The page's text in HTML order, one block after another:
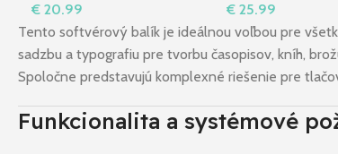
Acrobat 2020 Pro I
Windows
€ 20.99
Do Košíka
2021
€ 25.99
Do Košíka
Tento softvérový balík je ideálnou voľbou pre
sadzbu a typografiu pre tvorbu časopisov, kníh,
Spoločne predstavujú komplexné riešenie pre
Funkcionalita a systémové